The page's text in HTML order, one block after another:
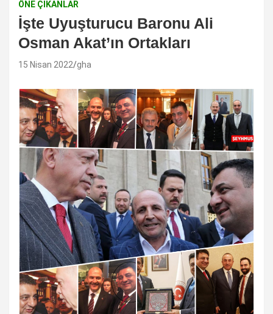
ÖNE ÇIKANLAR
İşte Uyuşturucu Baronu Ali
Osman Akat’ın Ortakları
15 Nisan 2022 gha